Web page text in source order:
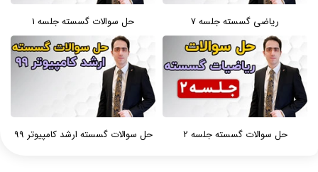
ریاضی گسسته جلسه 7 حل سوالات گسسته جلسه 1
حل سوالات گسسته جلسه 2 حل سوالات گسسته ارشد کامپیوتر 99